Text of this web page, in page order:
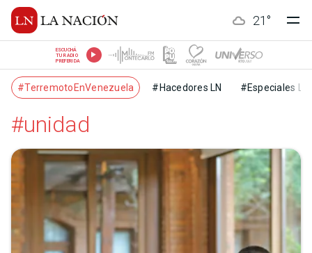
21 °
ESCUCHÁ
TU RADIO
PREFERIDA
#TerremotoEnVenezuela #Hacedores LN #Especiales LN
#unidad